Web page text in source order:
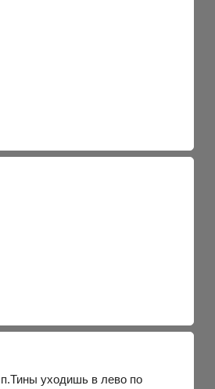
уходишь в лево по